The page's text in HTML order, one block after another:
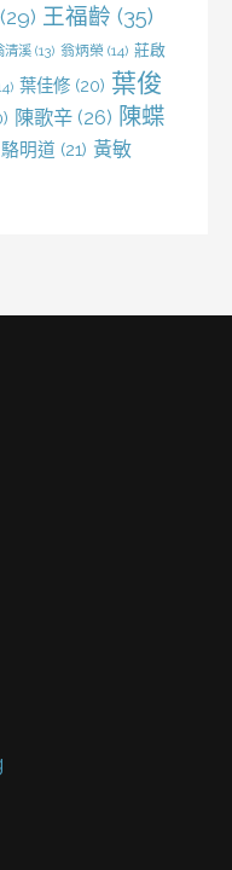
(29) 王福齡 (35)
清溪 (13) 翁炳榮 (14) 莊啟
葉佳修 (20) 葉俊
陳歌辛 (26) 陳蝶
駱明道 (21) 黃敏